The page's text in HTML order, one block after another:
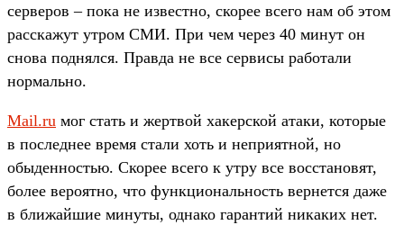
серверов – пока не известно, скорее всего нам об этом
расскажут утром СМИ. При чем через 40 минут он
снова поднялся. Правда не все сервисы работали
нормально.
Mail.ru мог стать и жертвой хакерской атаки, которые
в последнее время стали хоть и неприятной, но
обыденностью. Скорее всего к утру все восстановят,
более вероятно, что функциональность вернется даже
в ближайшие минуты, однако гарантий никаких нет.